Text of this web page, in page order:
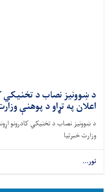
اعلان په تړاو د پوهنې
وزارت خبرتیا
نور...